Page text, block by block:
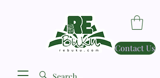
Contact Us